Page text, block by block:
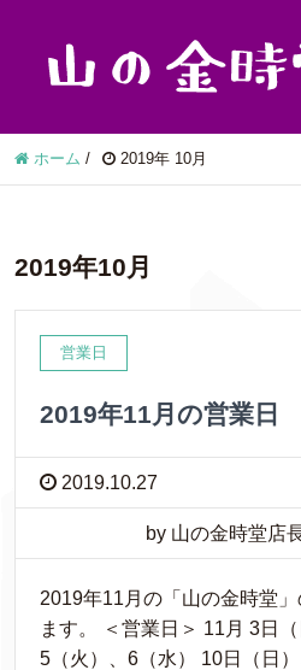
ホーム / 2019年 10月
2019年10月
営業日
2019年11月の営業日
2019.10.27
by 山の金時堂店
2019年11月の「山の金時堂
ます。 ＜営業日＞ 11月 3日
5（火）、6（水） 10日（日）